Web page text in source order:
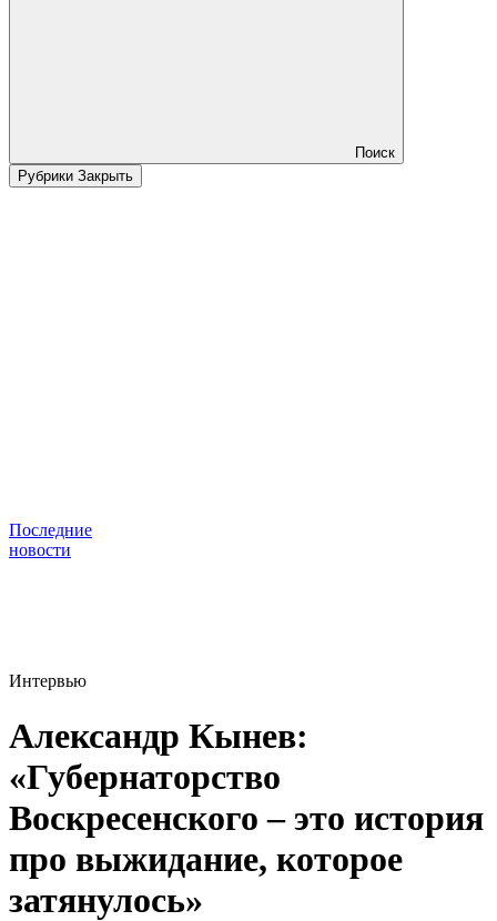
Поиск
Рубрики Закрыть
Последние
новости
Интервью
Александр Кынев:
«Губернаторство
Воскресенского – это история
про выжидание, которое
затянулось»